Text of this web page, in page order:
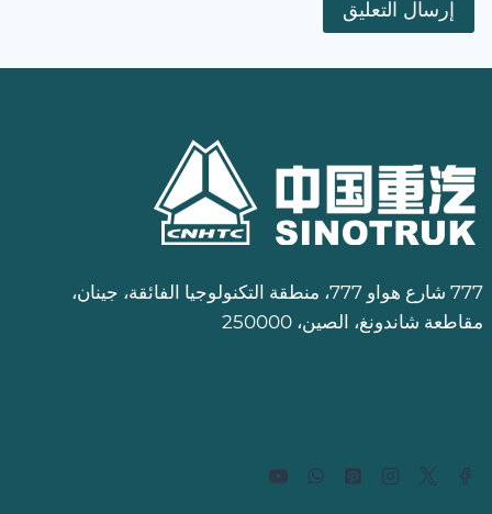
777 شارع هواو 777، منطقة التكنولوجيا الفائقة، جينان،
مقاطعة شاندونغ، الصين، 250000